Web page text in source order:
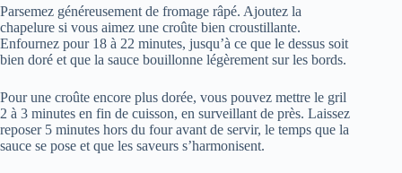
Parsemez généreusement de fromage râpé. Ajoutez la
chapelure si vous aimez une croûte bien croustillante.
Enfournez pour 18 à 22 minutes, jusqu’à ce que le dessus soit
bien doré et que la sauce bouillonne légèrement sur les bords.
Pour une croûte encore plus dorée, vous pouvez mettre le gril
2 à 3 minutes en fin de cuisson, en surveillant de près. Laissez
reposer 5 minutes hors du four avant de servir, le temps que la
sauce se pose et que les saveurs s’harmonisent.